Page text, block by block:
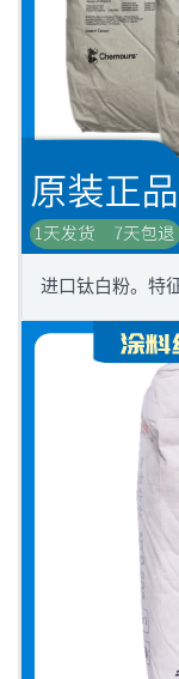
进口钛白粉。特